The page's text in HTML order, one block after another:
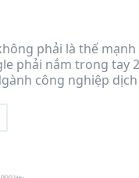
phải là thế
phải nắm trong tay
công nghiệp